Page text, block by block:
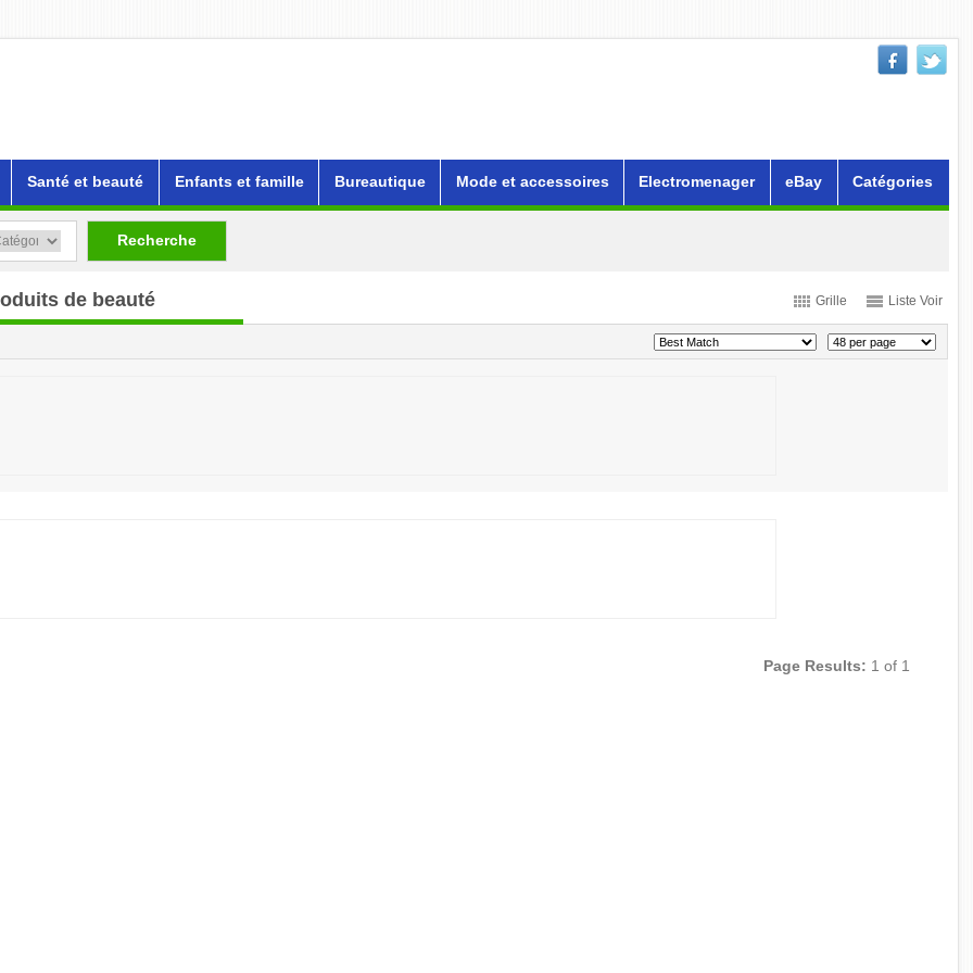
Santé et beauté Enfants et famille Bureautique Mode et accessoires Electromenager eBay Catégories
Recherche
Grille Liste Voir
de beauté
Page Results: 1 of 1